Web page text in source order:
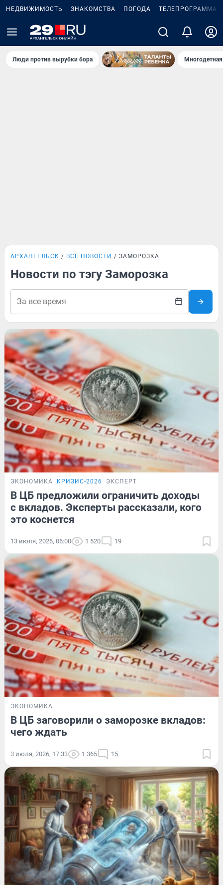
НЕДВИЖИМОСТЬ ЗНАКОМСТВА ПОГОДА ТЕЛЕПРОГРАММА
Люди против вырубки бора
АРХАНГЕЛЬСК ВСЕ НОВОСТИ ЗАМОРОЗКА
Новости по тэгу Заморозка
ЭКОНОМИКА КРИЗИС-2026 ЭКСПЕРТ
В ЦБ предложили ограничить доходы
с вкладов. Эксперты рассказали, кого
это коснется
13 июля, 2026, 06:00 1 520 19
ЭКОНОМИКА
В ЦБ заговорили о заморозке вкладов:
чего ждать
3 июля, 2026, 17:33 1 365 15